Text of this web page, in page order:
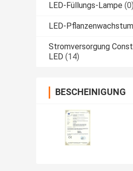
LED-Füllungs-Lampe (0)
LED-
Stromversorgung
LED (14)
BESCHEINIGUNG